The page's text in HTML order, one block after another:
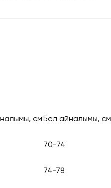
смБел айналымы, см
70-74
74-78